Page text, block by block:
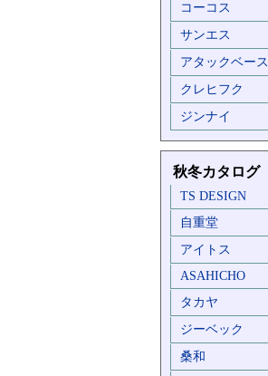
コーコス
サンエス
アタックベース
クレヒフク
ジンナイ
秋冬カタログ
TS DESIGN
自重堂
アイトス
ASAHICHO
タカヤ
ジーベック
桑和